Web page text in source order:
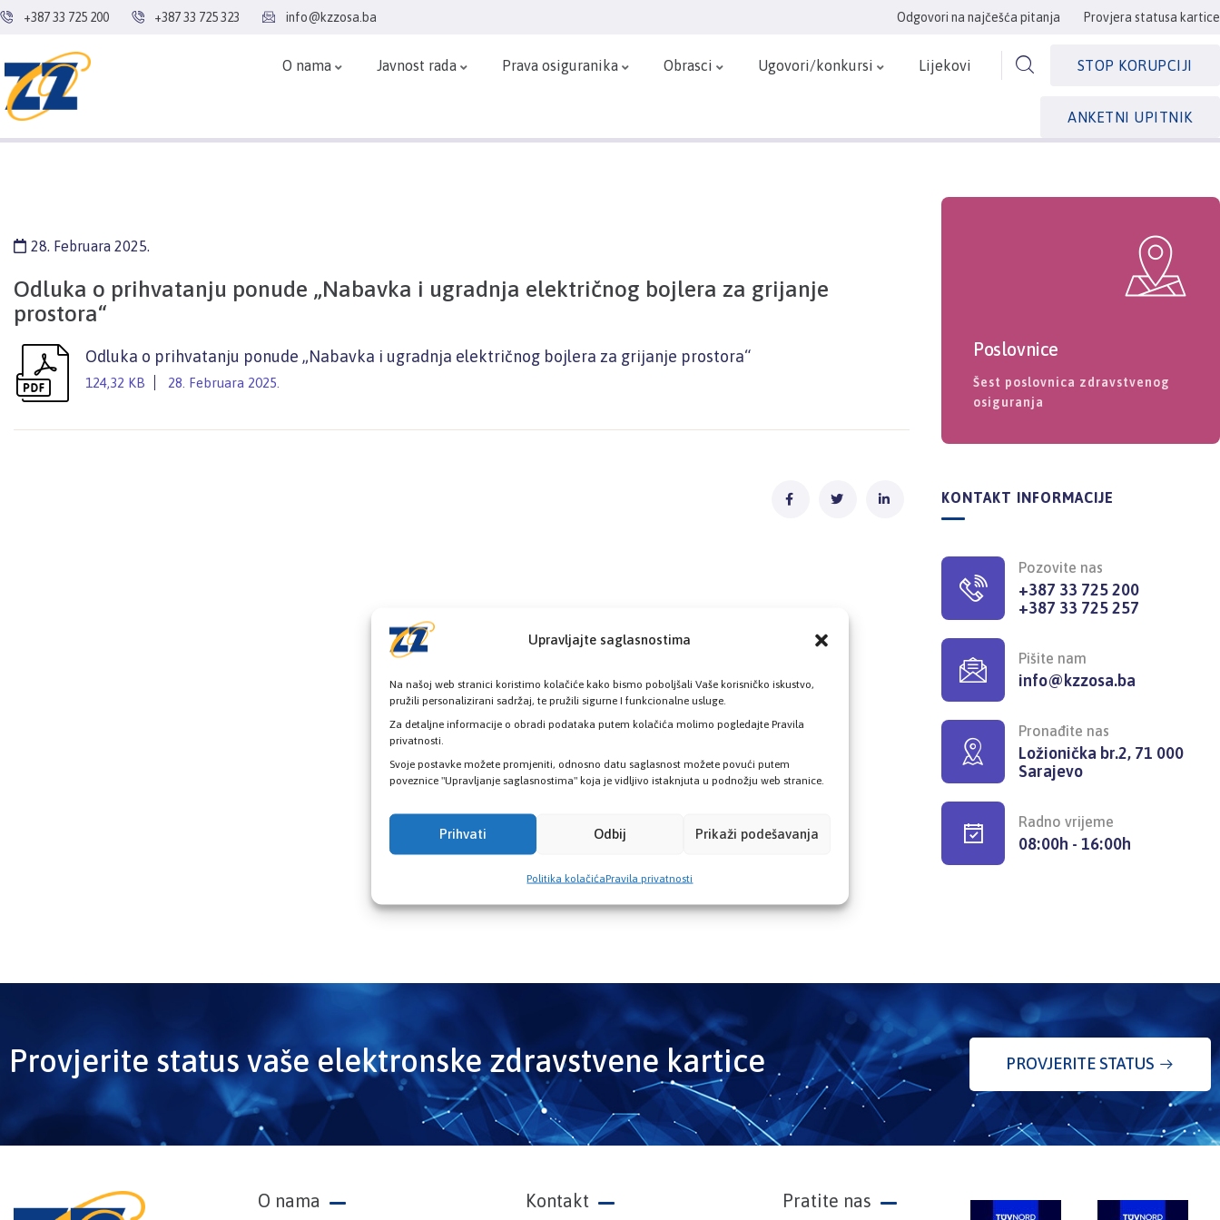
Upravljajte saglasnostima
Na našoj web stranici koristimo kolačiće kako bismo poboljšali Vaše korisničko iskustvo,
pružili personalizirani sadržaj, te pružili sigurne I funkcionalne usluge.
Za detaljne informacije o obradi podataka putem kolačića molimo pogledajte Pravila
privatnosti.
Svoje postavke možete promjeniti, odnosno datu saglasnost možete povući putem
poveznice "Upravljanje saglasnostima" koja je vidljivo istaknjuta u podnožju web stranice.
Prihvati Odbij Prikaži podešavanja
Politika kolačićaPravila privatnosti
+387 33 725 200 +387 33 725 323 info@kzzosa.ba Odgovori na najčešća pitanja Provjera statusa kartice
O nama Javnost rada Prava osiguranika Obrasci Ugovori/konkursi Lijekovi STOP KORUPCIJI
ANKETNI UPITNIK
28. Februara 2025.
Odluka o prihvatanju ponude „Nabavka i ugradnja električnog bojlera za grijanje
prostora“
Odluka o prihvatanju ponude „Nabavka i ugradnja električnog bojlera za grijanje prostora“
124,32 KB 28. Februara 2025.
Poslovnice
Šest poslovnica zdravstvenog
osiguranja
KONTAKT INFORMACIJE
Pozovite nas
+387 33 725 200
+387 33 725 257
Pišite nam
info@kzzosa.ba
Pronađite nas
Ložionička br.2, 71 000
Sarajevo
Radno vrijeme
08:00h - 16:00h
Provjerite status vaše elektronske zdravstvene kartice PROVJERITE STATUS
O nama Kontakt Pratite nas